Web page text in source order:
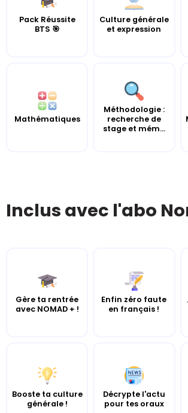
Pack Réussite
BTS 🎯
Culture générale
et expression
Mathématiques
Méthodologie :
recherche de
stage et mém...
Inclus avec l'abo
Gère ta rentrée
avec NOMAD + !
Enfin zéro faute
en français !
Booste ta culture
générale !
Décrypte l'actu
pour tes oraux